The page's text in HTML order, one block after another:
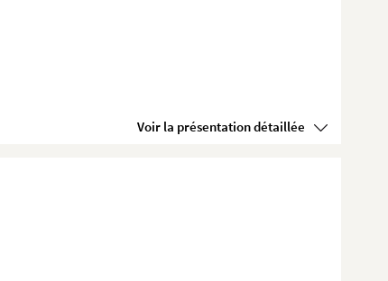
Voir la présentation détaillée